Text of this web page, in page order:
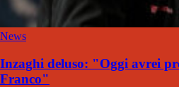
News
Inzaghi deluso: "Oggi avrei
Franco"